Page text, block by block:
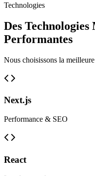
Technologies
Des Technologies
Performantes
Nous choisissons la
Next.js
Performance & SEO
React